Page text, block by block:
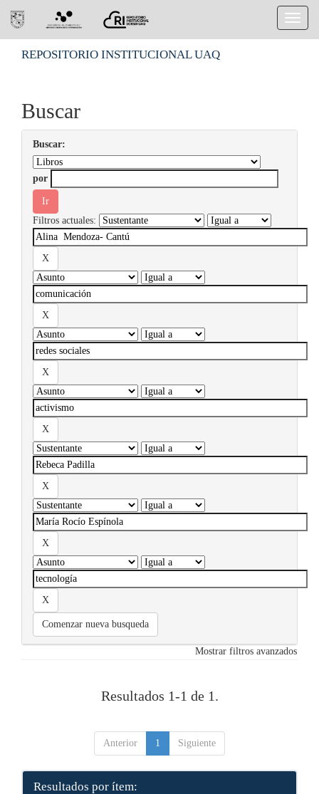
REPOSITORIO INSTITUCIONAL UAQ
Buscar
Buscar:
por
Filtros actuales:
Comenzar nueva busqueda
Mostrar filtros avanzados
Resultados 1-1 de 1.
Anterior 1 Siguiente
Resultados por ítem: